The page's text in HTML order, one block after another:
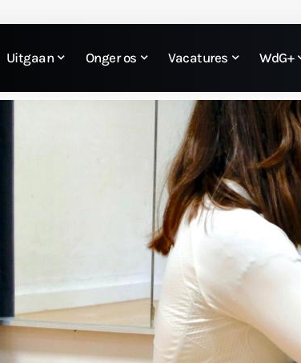
Uitgaan Onger os Vacatures WdG+